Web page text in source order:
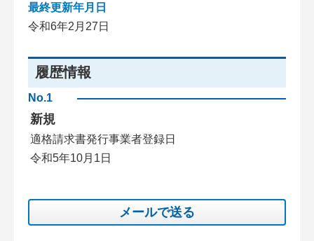
最終更新年月日
令和6年2月27日
履歴情報
No.1
新規
適格請求書発行事業者登録日
令和5年10月1日
メールで送る